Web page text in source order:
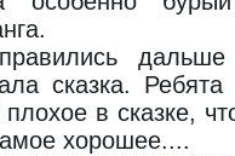
сказка. Ребята
в сказке,
хорошее....